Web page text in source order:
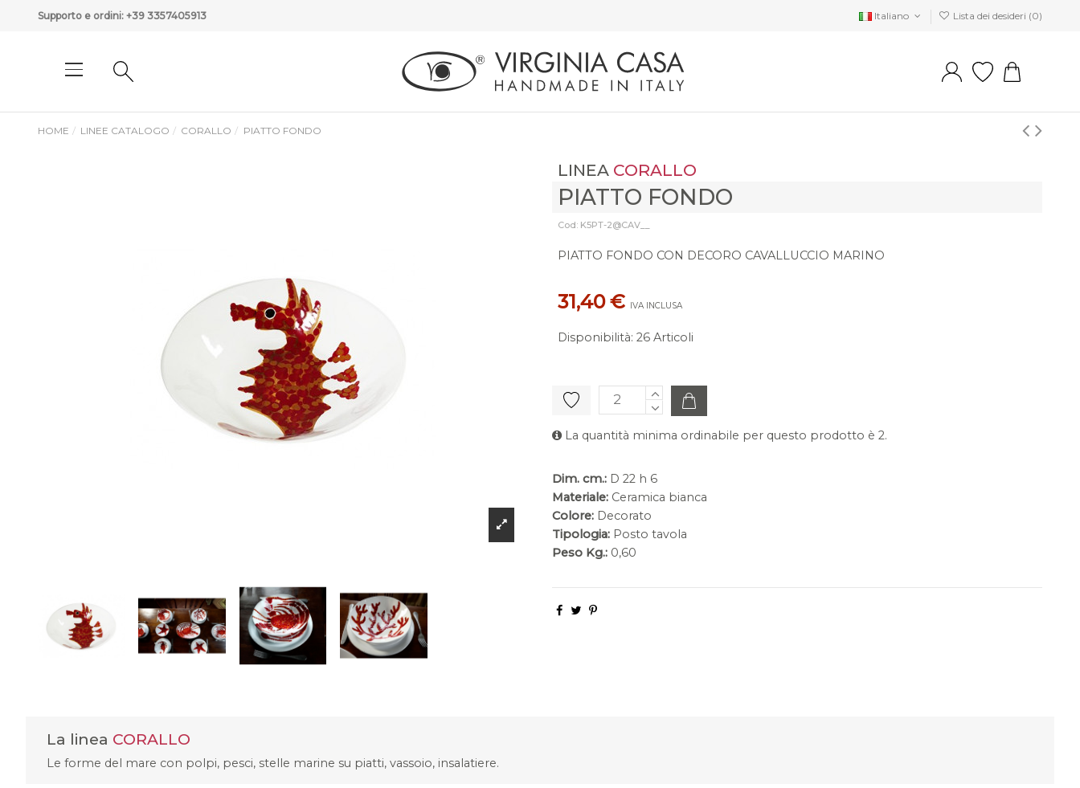
Supporto e ordini: +39 3357405913 Italiano Lista dei desideri (0)
HOME LINEE CATALOGO CORALLO PIATTO FONDO
LINEA CORALLO
PIATTO FONDO
Cod: K5PT-2@CAV__
PIATTO FONDO CON DECORO CAVALLUCCIO MARINO
31,40 € IVA INCLUSA
Disponibilità: 26 Articoli
La quantità minima ordinabile per questo prodotto è 2.
Dim. cm.: D 22 h 6
Materiale: Ceramica bianca
Colore: Decorato
Tipologia: Posto tavola
Peso Kg.: 0,60
La linea CORALLO
Le forme del mare con polpi, pesci, stelle marine su piatti, vassoio, insalatiere.